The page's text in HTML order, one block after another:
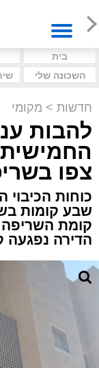
בית
השכונה שלי
חדשות > מקומי
להבות
צפו
כוחות הכיבוי
שבע קומות
קומת
הדירה נפגעה